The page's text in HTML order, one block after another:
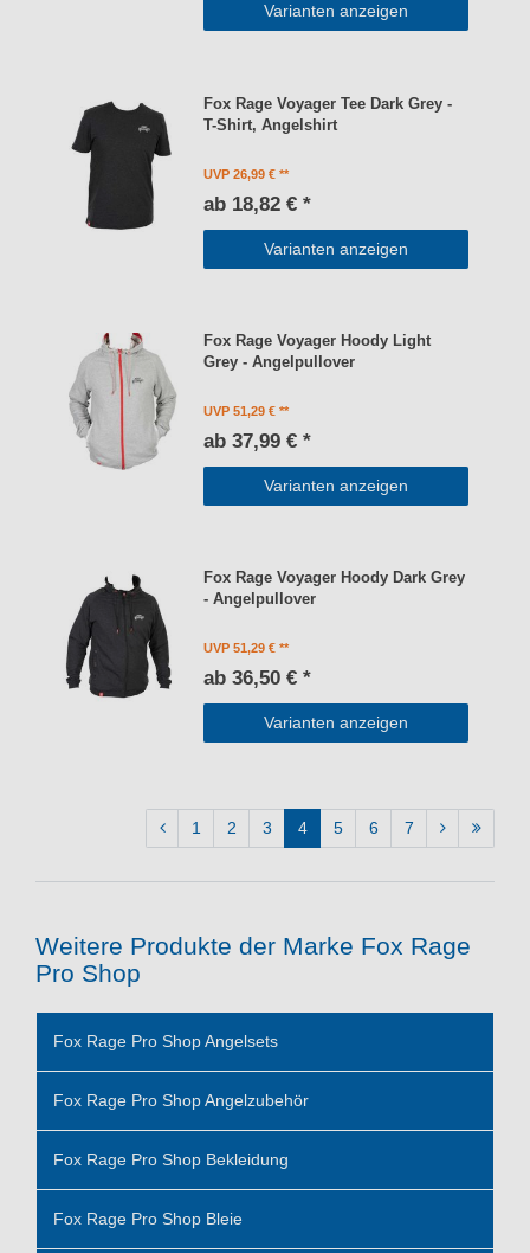
Varianten anzeigen
Fox Rage Voyager Tee Dark Grey -
T-Shirt, Angelshirt
UVP 26,99 €
ab 18,82 € *
Varianten anzeigen
Fox Rage Voyager Hoody Light
Grey - Angelpullover
UVP 51,29 €
ab 37,99 € *
Varianten anzeigen
Fox Rage Voyager Hoody Dark Grey
- Angelpullover
UVP 51,29 €
ab 36,50 € *
Varianten anzeigen
1 2 3 4 5 6 7
Weitere Produkte der Marke Fox Rage
Pro Shop
Fox Rage Pro Shop Angelsets
Fox Rage Pro Shop Angelzubehör
Fox Rage Pro Shop Bekleidung
Fox Rage Pro Shop Bleie